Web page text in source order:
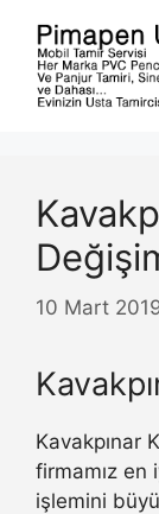
10 Mart
Kavakpınar
firmamız en
işlemini